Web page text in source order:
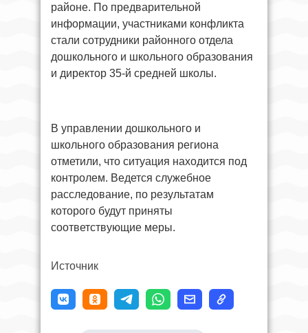
районе. По предварительной
информации, участниками конфликта
стали сотрудники районного отдела
дошкольного и школьного образования
и директор 35-й средней школы.
В управлении дошкольного и
школьного образования региона
отметили, что ситуация находится под
контролем. Ведется служебное
расследование, по результатам
которого будут приняты
соответствующие меры.
Источник